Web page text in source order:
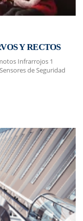
Y RECTOS
Infrarrojos 1
de Seguridad